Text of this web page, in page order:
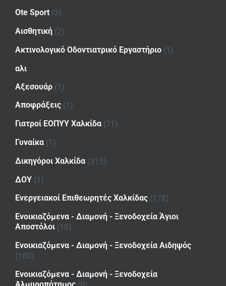
Ote Sport (3)
Αισθητική (2)
Ακτινολογικό Οδοντιατρικό Εργαστήριο (1)
αλι
Αξεσουάρ (1)
Αποφράξεις (1)
Γιατροί ΕΟΠΥΥ Χαλκίδα (71)
Γυναίκα (1)
Δικηγόροι Χαλκίδα (315)
ΔΟΥ (1)
Ενεργειακοί Επιθεωρητές Χαλκίδας (178)
Ενοικιαζόμενα - Διαμονή - Ξενοδοχεία Άγιοι
Αποστόλοι (10)
Ενοικιαζόμενα - Διαμονή - Ξενοδοχεία Αιδηψός
(180)
Ενοικιαζόμενα - Διαμονή - Ξενοδοχεία
Αλμυροπόταμος